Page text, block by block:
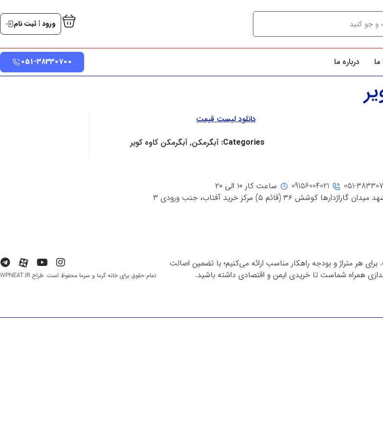
ورود | ثبت نام
درباره ما 051-38330700
دانلود لیست قیمت
Categories: آبگرمکن, آبگرمکن کاوه کویر
051-
09156004021
ساعت کار ۱۰ الی ۲۰
گاراژدارها کوشش ۳۶ (قائم ۵) مرکز خرید آفتاب، جنب ورودی ۳
هر متراژ و بودجه راهکار مناسب ارائه می‌کنیم؛ با تضمین اصالت
همراه شماست تا خریدی ایمن و اقتصادی داشته باشید.
تمام حقوق برای خانه گرما و سرما محفوظ است. طراح WPNEAT.IR